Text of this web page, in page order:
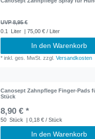
UVP 8,95 €
0.1 Liter | 75,00 € / Liter
In den Warenkorb
*inkl. ges. MwSt. zzgl.Versandkosten
Canosept Zahnpflege Finger-Pads
Stück
8,90 € *
50 Stück | 0,18 € / Stück
In den Warenkorb